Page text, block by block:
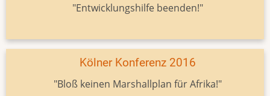
"Entwicklungshilfe beenden!"
Kölner Konferenz 2016
"Bloß keinen Marshallplan für Afrika!"